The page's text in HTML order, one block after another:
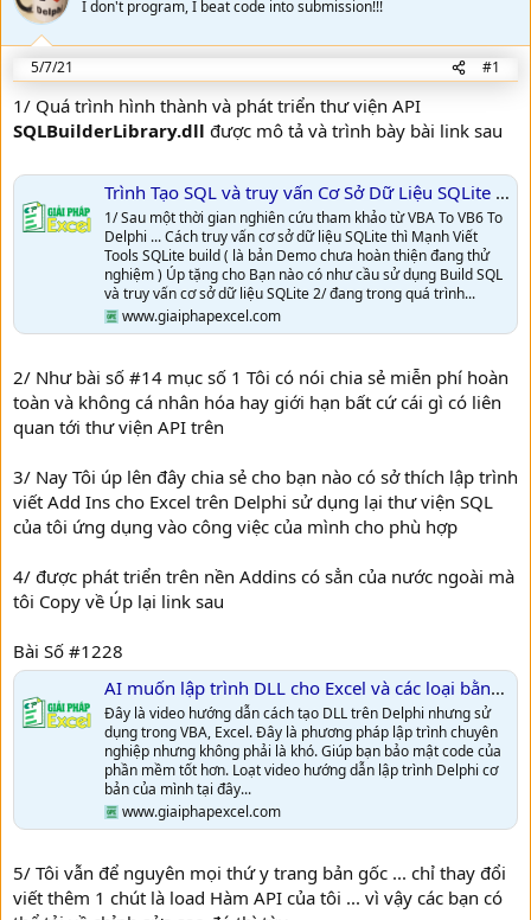
I don't program, I beat code into submission!!!
5/7/21 #1
1/ Quá trình hình thành và phát triển thư viện API
SQLBuilderLibrary.dll được mô tả và trình bày bài link sau
Trình Tạo SQL và truy vấn Cơ Sở Dữ Liệu SQLite - SQLite Builder
1/ Sau một thời gian nghiên cứu tham khảo từ VBA To VB6 To
Delphi ... Cách truy vấn cơ sở dữ liệu SQLite thì Mạnh Viết
Tools SQLite build ( là bản Demo chưa hoàn thiện đang thử
nghiệm ) Úp tặng cho Bạn nào có như cầu sử dụng Build SQL
và truy vấn cơ sở dữ liệu SQLite 2/ đang trong quá trình...
www.giaiphapexcel.com
2/ Như bài số #14 mục số 1 Tôi có nói chia sẻ miễn phí hoàn
toàn và không cá nhân hóa hay giới hạn bất cứ cái gì có liên
quan tới thư viện API trên
3/ Nay Tôi úp lên đây chia sẻ cho bạn nào có sở thích lập trình
viết Add Ins cho Excel trên Delphi sử dụng lại thư viện SQL
của tôi ứng dụng vào công việc của mình cho phù hợp
4/ được phát triển trên nền Addins có sẳn của nước ngoài mà
tôi Copy về Úp lại link sau
Bài Số #1228
AI muốn lập trình DLL cho Excel và các loại bằng Delphi thì xem video này nhé!
Đây là video hướng dẫn cách tạo DLL trên Delphi nhưng sử
dụng trong VBA, Excel. Đây là phương pháp lập trình chuyên
nghiệp nhưng không phải là khó. Giúp bạn bảo mật code của
phần mềm tốt hơn. Loạt video hướng dẫn lập trình Delphi cơ
bản của mình tại đây...
www.giaiphapexcel.com
5/ Tôi vẫn để nguyên mọi thứ y trang bản gốc ... chỉ thay đổi
viết thêm 1 chút là load Hàm API của tôi ... vì vậy các bạn có